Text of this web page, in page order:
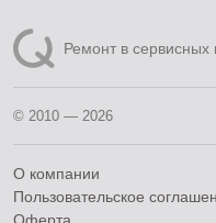
Ремонт в сервисных
© 2010 — 2026
О компании
Пользовательское